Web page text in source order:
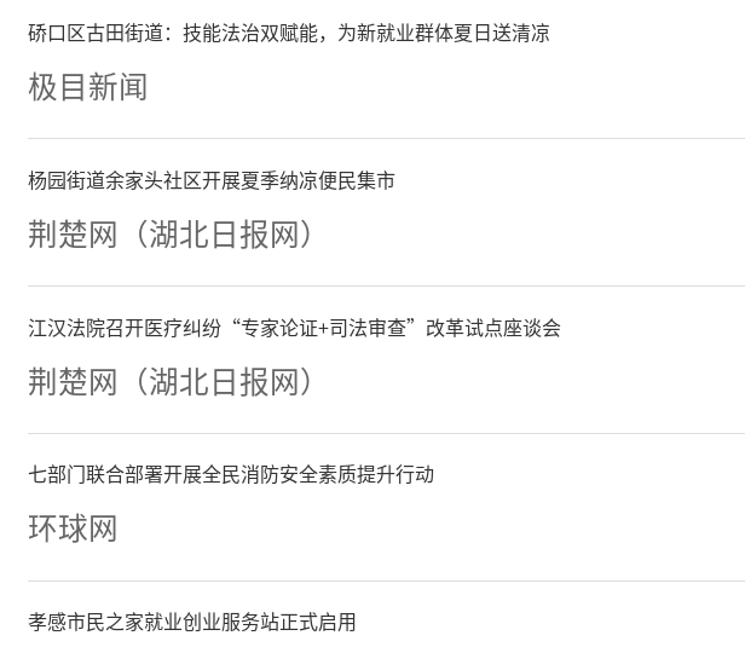
饰，张贴“情暖车厢”贴纸，每一处
对学子的美好祝愿。同时，车厢内全
舒适、通风良好，舒缓考生考前紧张
考之路充满温暖与力量。
硚口区古田街道：技能法治双赋能，为新就业群体夏日送清凉
极目新闻
杨园街道余家头社区开展夏季纳凉便民集市
荆楚网（湖北日报网）
江汉法院召开医疗纠纷“专家论证+司法审查”改革试点座谈会
荆楚网（湖北日报网）
七部门联合部署开展全民消防安全素质提升行动
环球网
孝感市民之家就业创业服务站正式启用